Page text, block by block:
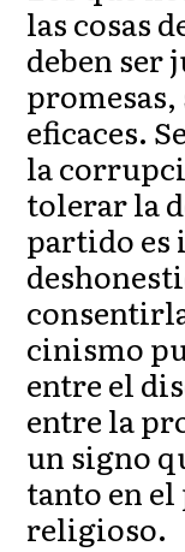
las cosas
deben ser
eficaces.
la
tolerar la
partido
cinismo
entre el
entre la
un signo
tanto en
religioso.